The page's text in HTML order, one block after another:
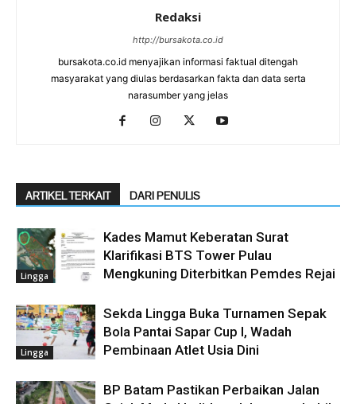
Redaksi
http://bursakota.co.id
bursakota.co.id menyajikan informasi faktual ditengah
masyarakat yang diulas berdasarkan fakta dan data serta
narasumber yang jelas
ARTIKEL TERKAIT DARI PENULIS
Lingga
Kades Mamut Keberatan Surat
Klarifikasi BTS Tower Pulau
Mengkuning Diterbitkan Pemdes Rejai
Lingga
Sekda Lingga Buka Turnamen Sepak
Bola Pantai Sapar Cup I, Wadah
Pembinaan Atlet Usia Dini
BP Batam Pastikan Perbaikan Jalan